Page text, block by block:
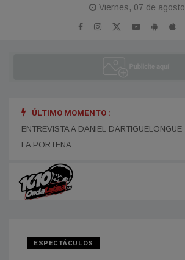
Viernes, 07 de agosto
ÚLTIMO MOMENTO :
LA PORTEÑA
ENTREVISTA A ALEJANDRO KIM
ESPECTÁCULOS